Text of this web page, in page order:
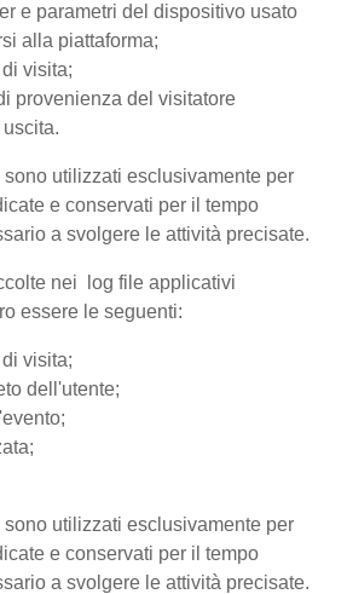
e parametri del dispositivo usato
alla piattaforma;
visita;
provenienza del visitatore
sono utilizzati esclusivamente per
e conservati per il tempo
a svolgere le attività precisate.
nei log file applicativi
essere le seguenti:
visita;
dell'utente;
sono utilizzati esclusivamente per
e conservati per il tempo
a svolgere le attività precisate.